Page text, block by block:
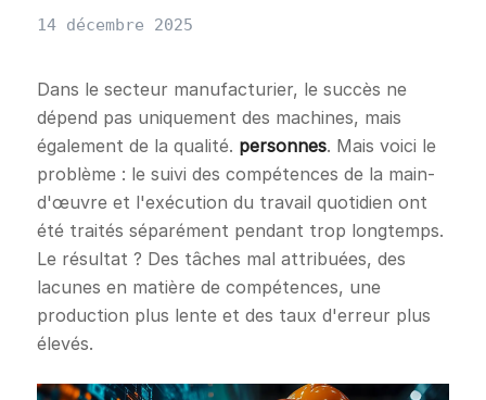
14 décembre 2025
Dans le secteur manufacturier, le succès ne
dépend pas uniquement des machines, mais
également de la qualité. personnes. Mais voici le
problème : le suivi des compétences de la main-
d'œuvre et l'exécution du travail quotidien ont
été traités séparément pendant trop longtemps.
Le résultat ? Des tâches mal attribuées, des
lacunes en matière de compétences, une
production plus lente et des taux d'erreur plus
élevés.